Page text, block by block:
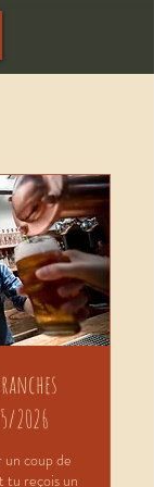
2026
coup de
tu reçois un